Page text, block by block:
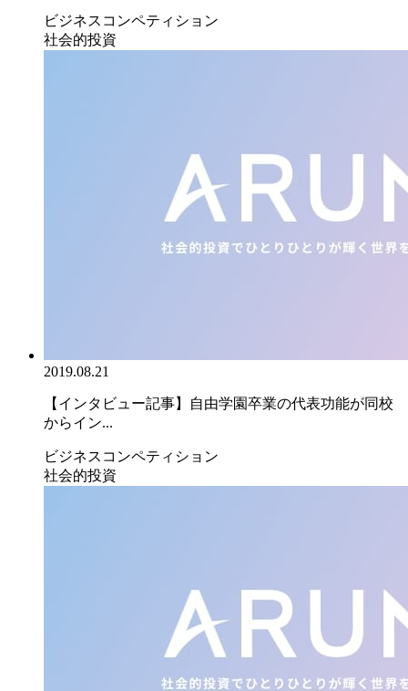
ビジネスコンペティション
社会的投資
2019.08.21
【インタビュー記事】自由学園卒業の代表功能が同校
からイン...
ビジネスコンペティション
社会的投資